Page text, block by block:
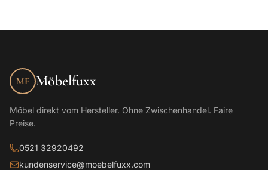
MF Möbelfuxx
Möbel direkt vom Hersteller. Ohne Zwischenhandel. Faire
Preise.
0521 32920492
kundenservice@moebelfuxx.com